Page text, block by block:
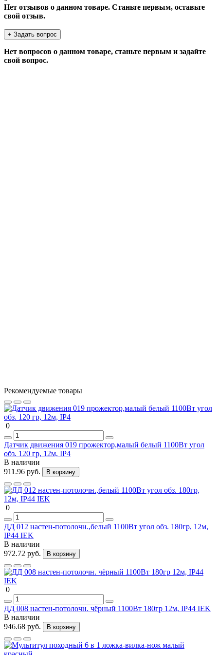
Нет отзывов о данном товаре. Станьте первым, оставьте
свой отзыв.
+ Задать вопрос
Нет вопросов о данном товаре, станьте первым и задайте
свой вопрос.
Рекомендуемые товары
0
Датчик движения 019 прожектор,малый белый 1100Вт угол
обз. 120 гр, 12м, IP4
В наличии
911.96 руб.
В корзину
0
ДД 012 настен-потолочн.,белый 1100Вт угол обз. 180гр, 12м,
IP44 IEK
В наличии
972.72 руб.
В корзину
0
ДД 008 настен-потолочн. чёрный 1100Вт 180гр 12м, IP44 IEK
В наличии
946.68 руб.
В корзину